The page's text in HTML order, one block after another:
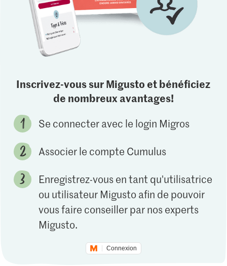
Inscrivez-vous sur Migusto et bénéficiez
de nombreux avantages!
Se connecter avec le login Migros
Associer le compte Cumulus
Enregistrez-vous en tant qu'utilisatrice
ou utilisateur Migusto afin de pouvoir
vous faire conseiller par nos experts
Migusto.
Connexion